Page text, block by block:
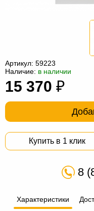
мешки
Мебель
из
ротанга
Садовая
мебель
Косметологическое
оборудование
Артикул: 59223
Наличие: в наличии
15 370 ₽
Купить в 1 клик
8
Характеристики